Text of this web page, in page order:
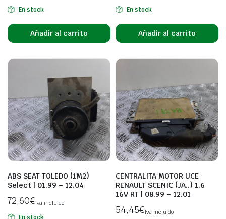
En stock
Añadir al carrito
En stock
Añadir al carrito
ABS SEAT TOLEDO (1M2)
Select | 01.99 – 12.04
72,60€Iva incluido
CENTRALITA MOTOR UCE
RENAULT SCENIC (JA..) 1.6
16V RT | 08.99 – 12.01
54,45€Iva incluido